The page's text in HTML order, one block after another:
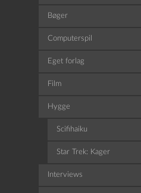
Bøger
Computerspil
Eget forlag
Film
Hygge
Scifihaiku
Star Trek: Kager
Interviews